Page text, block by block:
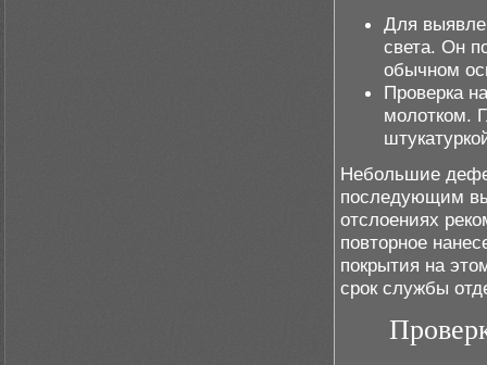
Для
света. Он
обычном
Проверка
молотком.
Небольшие
последующим
отслоениях
повторное
покрытия на
срок службы